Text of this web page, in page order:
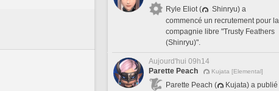
Ryle Eliot (
Shinryu) a
commencé un recrutement pour la
compagnie libre "Trusty Feathers
(Shinryu)".
Aujourd'hui 09h14
Parette Peach
Kujata [Elemental]
Parette Peach (
Kujata) a publié